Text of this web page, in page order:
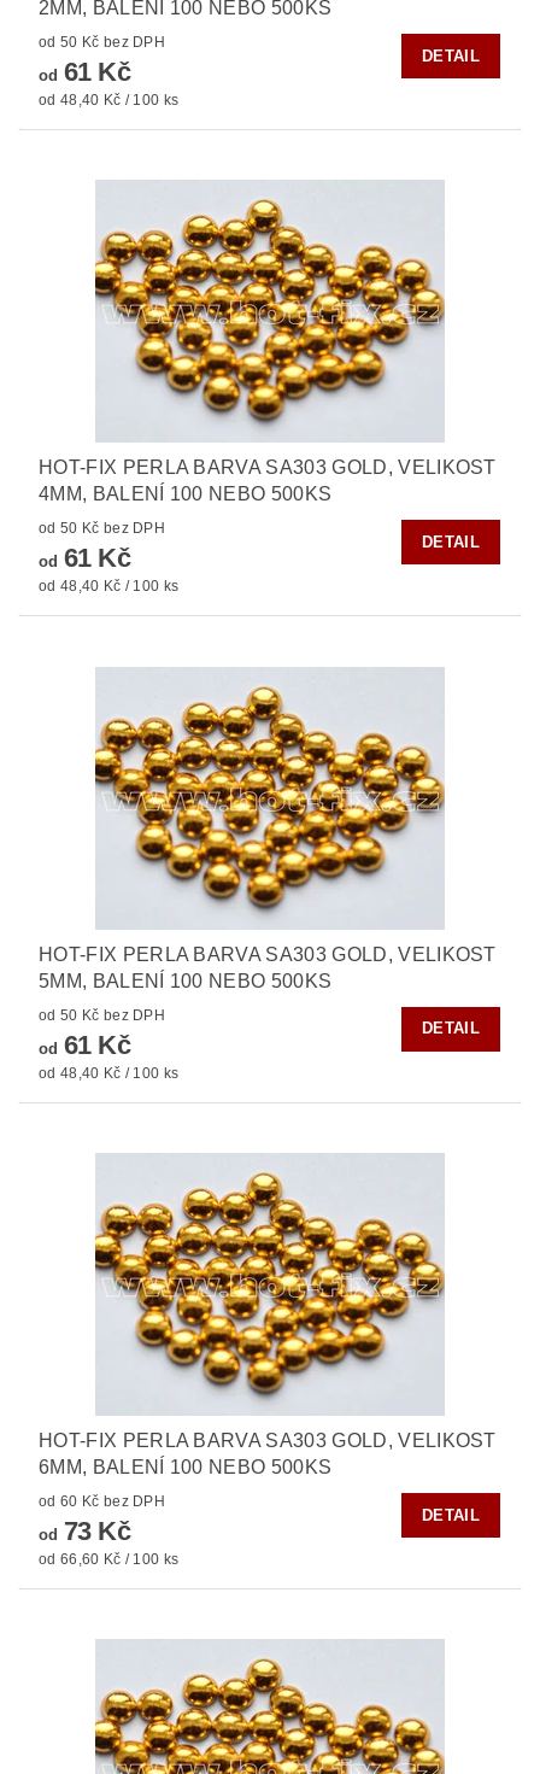
2MM, BALENÍ 100 NEBO 500KS
od 50 Kč bez DPH
od 61 Kč
od 48,40 Kč / 100 ks
DETAIL
HOT-FIX PERLA BARVA SA303 GOLD, VELIKOST
4MM, BALENÍ 100 NEBO 500KS
od 50 Kč bez DPH
od 61 Kč
od 48,40 Kč / 100 ks
DETAIL
HOT-FIX PERLA BARVA SA303 GOLD, VELIKOST
5MM, BALENÍ 100 NEBO 500KS
od 50 Kč bez DPH
od 61 Kč
od 48,40 Kč / 100 ks
DETAIL
HOT-FIX PERLA BARVA SA303 GOLD, VELIKOST
6MM, BALENÍ 100 NEBO 500KS
od 60 Kč bez DPH
od 73 Kč
od 66,60 Kč / 100 ks
DETAIL